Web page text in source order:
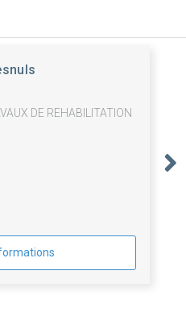
DE REHABILITATION